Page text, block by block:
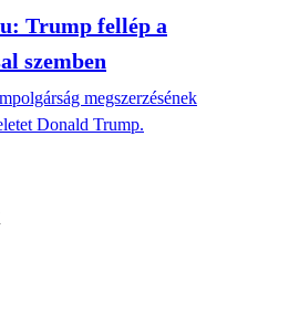
Trump fellép a
szemben
megszerzésének
Donald Trump.